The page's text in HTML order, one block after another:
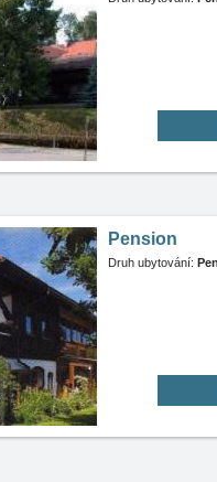
Pension
Druh ubytování: